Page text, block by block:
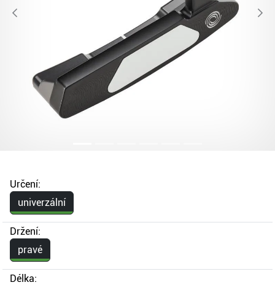
Určení:
univerzální
Držení:
pravé
Délka: